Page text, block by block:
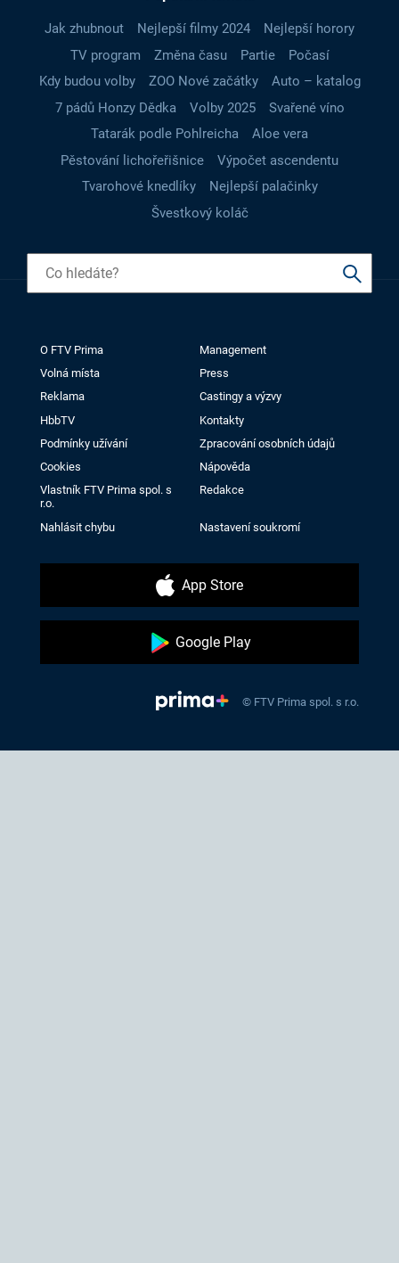
Jak zhubnout Nejlepší filmy 2024
Nejlepší horory
TV program
Změna času Partie
Počasí
Kdy budou volby
ZOO Nové začátky
Auto – katalog
7 pádů Honzy Dědka
Volby 2025
Svařené víno
Tatarák podle Pohlreicha
Aloe vera
Pěstování lichořeřišnice
Výpočet ascendentu
Tvarohové knedlíky
Nejlepší palačinky
Švestkový koláč
O FTV Prima
Management
Volná místa
Press
Reklama
Castingy a výzvy
HbbTV
Kontakty
Podmínky užívání
Zpracování osobních údajů
Cookies
Nápověda
Vlastník FTV Prima spol. s
r.o.
Redakce
Nahlásit chybu Nastavení soukromí
App Store
Google Play
© FTV Prima spol. s r.o.